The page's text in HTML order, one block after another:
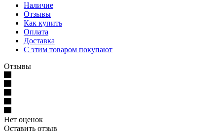
Наличие
Отзывы
Как купить
Оплата
Доставка
С этим товаром покупают
Отзывы
Нет оценок
Оставить отзыв